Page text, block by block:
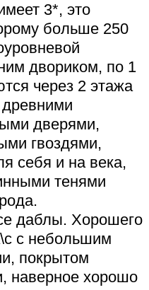
3*, это
больше 250
двориком, по 1
через 2 этажа
дверями,
гвоздями,
себя и на века,
тенями
даблы. Хорошего
с небольшим
покрытом
наверное хорошо